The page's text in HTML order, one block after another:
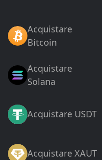
Acquistare
Bitcoin
Acquistare
Solana
Acquistare USDT
Acquistare XAUT